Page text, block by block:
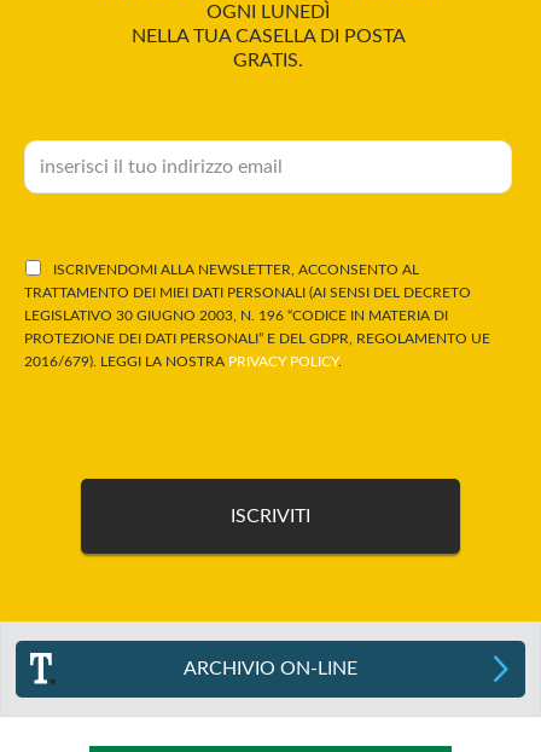
OGNI LUNEDÌ
NELLA TUA CASELLA DI POSTA
GRATIS.
ISCRIVENDOMI ALLA NEWSLETTER, ACCONSENTO AL
TRATTAMENTO DEI MIEI DATI PERSONALI (AI SENSI DEL DECRETO
LEGISLATIVO 30 GIUGNO 2003, N. 196 “CODICE IN MATERIA DI
PROTEZIONE DEI DATI PERSONALI” E DEL GDPR, REGOLAMENTO UE
2016/679). LEGGI LA NOSTRA PRIVACY POLICY.
ARCHIVIO ON-LINE